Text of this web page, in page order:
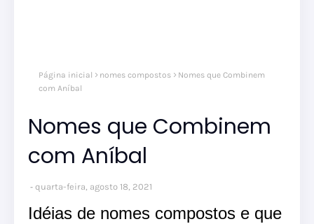
Página inicial nomes compostos
Nomes que Combinem
com Aníbal
Nomes que Combinem
com Aníbal
quarta-feira, agosto 18, 2021
Idéias de nomes compostos e que